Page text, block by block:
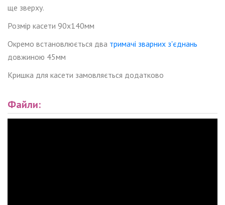
ще зверху.
Розмір касети 90x140мм
Окремо встановлюється два тримачі зварних з'єднань
довжиною 45мм
Кришка для касети замовляється додатково
Файли: